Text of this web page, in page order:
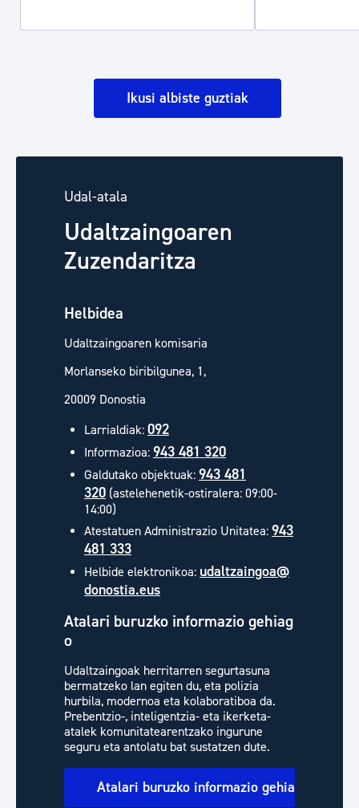
Ikusi albiste guztiak
Udal-atala
Udaltzaingoaren
Zuzendaritza
Helbidea
Udaltzaingoaren komisaria
Morlanseko biribilgunea, 1,
20009 Donostia
Larrialdiak: 092
Informazioa: 943 481 320
Galdutako objektuak: 943 481
320 (astelehenetik-ostiralera: 09:00-
14:00)
Atestatuen Administrazio Unitatea: 943
481 333
Helbide elektronikoa: udaltzaingoa@
donostia.eus
Atalari buruzko informazio gehiag
o
Udaltzaingoak herritarren segurtasuna
bermatzeko lan egiten du, eta polizia
hurbila, modernoa eta kolaboratiboa da.
Prebentzio-, inteligentzia- eta ikerketa-
atalek komunitatearentzako ingurune
seguru eta antolatu bat sustatzen dute.
Atalari buruzko informazio gehiago